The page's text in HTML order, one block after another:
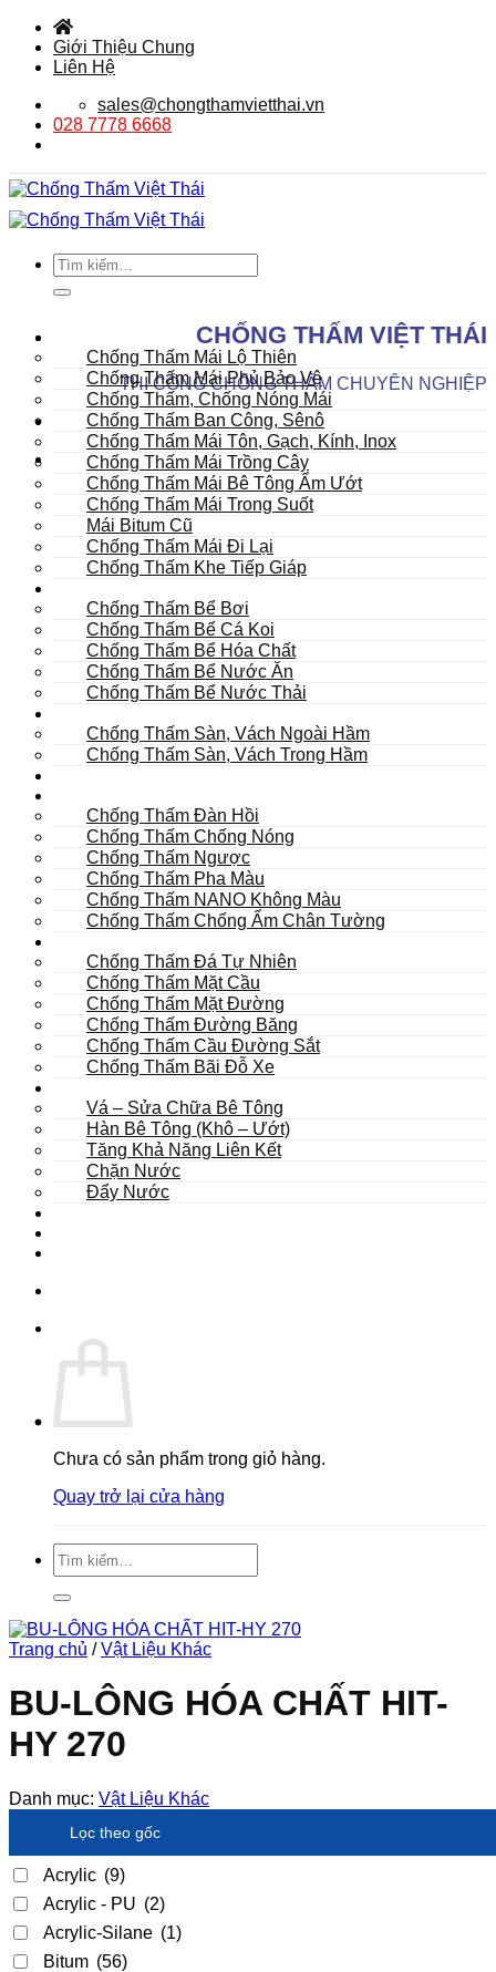
qua
Giới Thiệu Chung
Liên Hệ
sales@chongthamvietthai.vn
028 7778 6668
Tìm
kiếm:
CHỐNG THẤM VIỆT THÁI
THI CÔNG CHỐNG THẤM CHUYÊN NGHIỆP
Chống Thấm Mái Lộ Thiên
Chống Thấm Mái Phủ Bảo Vệ
Chống Thấm, Chống Nóng Mái
Chống Thấm Ban Công, Sênô
Chống Thấm Mái Tôn, Gạch, Kính, Inox
Chống Thấm Mái Trồng Cây
Chống Thấm Mái Bê Tông Ẩm Ướt
Chống Thấm Mái Trong Suốt
Mái Bitum Cũ
Chống Thấm Mái Đi Lại
Chống Thấm Khe Tiếp Giáp
Chống Thấm Bể Bơi
Chống Thấm Bể Cá Koi
Chống Thấm Bể Hóa Chất
Chống Thấm Bể Nước Ăn
Chống Thấm Bể Nước Thải
Chống Thấm Sàn, Vách Ngoài Hầm
Chống Thấm Sàn, Vách Trong Hầm
Chống Thấm Đàn Hồi
Chống Thấm Chống Nóng
Chống Thấm Ngược
Chống Thấm Pha Màu
Chống Thấm NANO Không Màu
Chống Thấm Chống Ẩm Chân Tường
Chống Thấm Đá Tự Nhiên
Chống Thấm Mặt Cầu
Chống Thấm Mặt Đường
Chống Thấm Đường Băng
Chống Thấm Cầu Đường Sắt
Chống Thấm Bãi Đỗ Xe
Vá – Sửa Chữa Bê Tông
Hàn Bê Tông (Khô – Ướt)
Tăng Khả Năng Liên Kết
Chặn Nước
Đẩy Nước
Chưa có sản phẩm trong giỏ hàng.
Quay trở lại cửa hàng
Tìm
kiếm:
Trang chủ / Vật Liệu Khác
BU-LÔNG HÓA CHẤT HIT-
HY 270
Danh mục: Vật Liệu Khác
Lọc theo gốc
Acrylic (9)
Acrylic - PU (2)
Acrylic-Silane (1)
Bitum (56)